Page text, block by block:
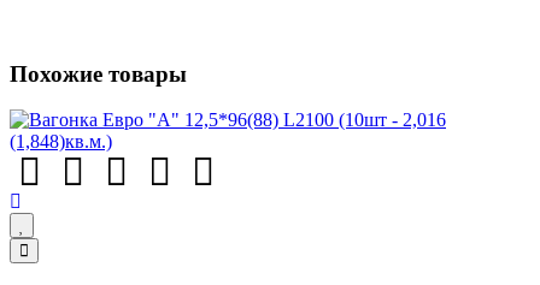
Похожие товары